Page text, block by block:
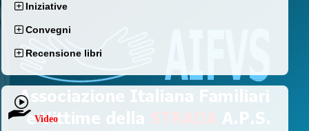
Iniziative
Convegni
Recensione libri
Video